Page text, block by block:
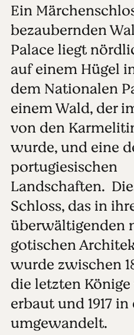
Ein
bezaubernden
Palace liegt
auf einem Hügel
dem Nationalen
einem Wald, der
von den
wurde, und eine
portugiesischen
Landschaften.
Schloss, das in
überwältigenden
gotischen
wurde zwischen
die letzten
erbaut und 1917
umgewandelt.